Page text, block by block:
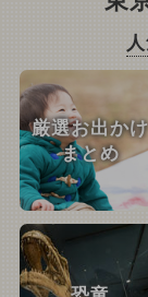
厳選お出かけ
まとめ